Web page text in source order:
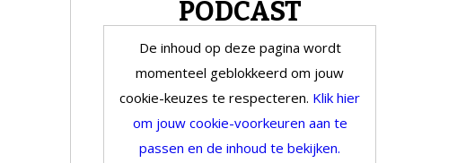
PODCAST
De inhoud op deze pagina wordt
momenteel geblokkeerd om jouw
cookie-keuzes te respecteren. Klik hier
om jouw cookie-voorkeuren aan te
passen en de inhoud te bekijken.